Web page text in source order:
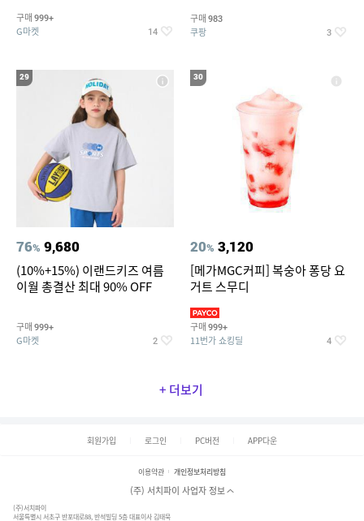
건 외 ~74%OFF
구매 999+
G마켓 14
구매 983
쿠팡 3
29
76% 9,680
(10%+15%) 이랜드키즈 여름
이월 총결산 최대 90% OFF
구매 999+
G마켓 2
30
20% 3,120
[메가MGC커피] 복숭아 퐁당 요
거트 스무디
구매 999+
11번가 쇼킹딜 4
+ 더보기
회원가입 로그인 PC버전 APP다운
이용약관 개인정보처리방침
(주) 서치파이 사업자 정보
(주)서치파이
서울특별시 서초구 반포대로88, 반석빌딩 5층 대표이사 김태묵